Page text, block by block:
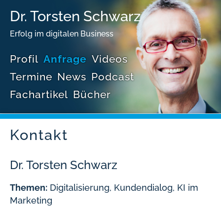
Dr. Torsten Schwarz
Erfolg im digitalen Business
Profil Anfrage Videos
Termine News Podcast
Fachartikel Bücher
Kontakt
Dr. Torsten Schwarz
Themen: Digitalisierung, Kundendialog, KI im
Marketing